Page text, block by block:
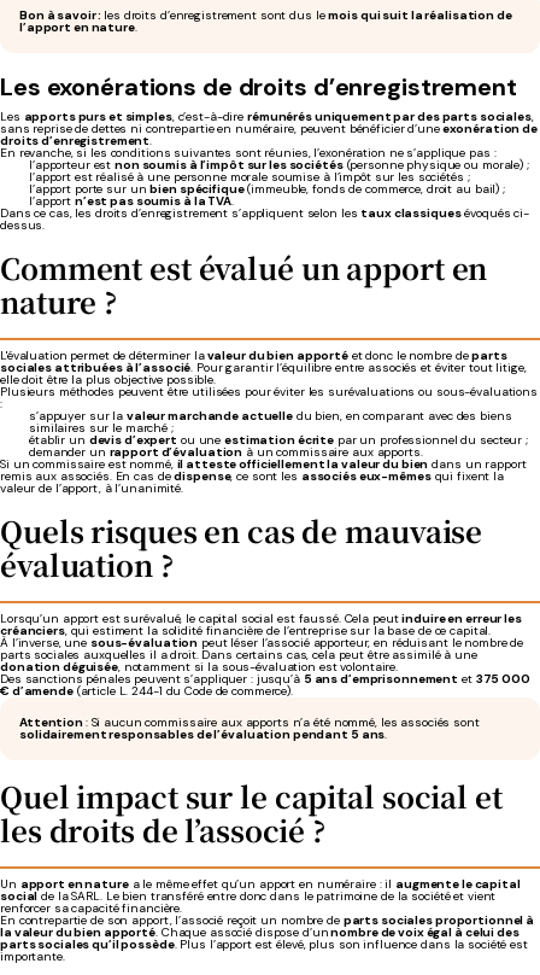
Bon à savoir : les droits d’enregistrement sont dus lemois qui suit la réalisation de
l’apport en nature.
Les exonérations de droits d’enregistrement
Les apports purs et simples, c’est-à-dire rémunérés uniquement par des parts sociales,
sans reprise de dettes ni contrepartie en numéraire, peuvent bénéficier d’uneexonération de
droits d’enregistrement.
En revanche, si les conditions suivantes sont réunies, l’exonération ne s’applique pas :
l’apporteur estnon soumis à l’impôt sur les sociétés(personne physique ou morale) ;
l’apport est réalisé à une personne morale soumise à l’impôt sur les sociétés ;
l’apport porte sur unbien spécifique(immeuble, fonds de commerce, droit au bail) ;
l’apport n’est pas soumis à la TVA.
Dans ce cas, les droits d’enregistrement s’appliquent selon les taux classiquesévoqués ci-
dessus.
Comment est évalué un apport en
nature ?
L'évaluation permet de déterminer lavaleur du bien apportéet donc le nombre departs
sociales attribuées à l’associé. Pour garantir l’équilibre entre associés et éviter tout litige,
elle doit être la plus objective possible.
Plusieurs méthodes peuvent être utilisées pour éviter les surévaluations ou sous-évaluations
:
s’appuyer sur la valeur marchande actuelledu bien, en comparant avec des biens
similaires sur le marché ;
établir un devis d’expert ou uneestimation écrite par un professionnel du secteur ;
demander un rapport d’évaluation à un commissaire aux apports.
Si un commissaire est nommé, il atteste officiellement la valeur du bien dans un rapport
remis aux associés. En cas dedispense, ce sont les associés eux-mêmesqui fixent la
valeur de l’apport, à l’unanimité.
Quels risques en cas de mauvaise
évaluation ?
Lorsqu’un apport est surévalué, le capital social est faussé. Cela peutinduire en erreur les
créanciers, qui estiment la solidité financière de l’entreprise sur la base de ce capital.
À l’inverse, une sous-évaluation peut léser l’associé apporteur, en réduisant le nombre de
parts sociales auxquelles il a droit. Dans certains cas, cela peut être assimilé à une
donation déguisée, notamment si la sous-évaluation est volontaire.
Des sanctions pénales peuvent s’appliquer : jusqu’à 5 ans d’emprisonnement et 375 000
€ d’amende(article L. 244-1 du Code de commerce).
Attention: Si aucun commissaire aux apports n’a été nommé, les associés sont
solidairement responsables de l’évaluation pendant 5 ans.
Quel impact sur le capital social et
les droits de l’associé ?
Un apport en naturea le même effet qu’un apport en numéraire : il augmente le capital
socialde la SARL. Le bien transféré entre donc dans le patrimoine de la société et vient
renforcer sa capacité financière.
En contrepartie de son apport, l’associé reçoit un nombre de parts sociales proportionnel à
la valeur du bien apporté. Chaque associé dispose d’unnombre de voix égal à celui des
parts sociales qu’il possède. Plus l’apport est élevé, plus son influence dans la société est
importante.